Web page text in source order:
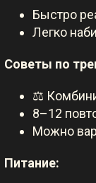
Быстро
Легко
Советы по
⚖️
8–12
Можно
Питание: